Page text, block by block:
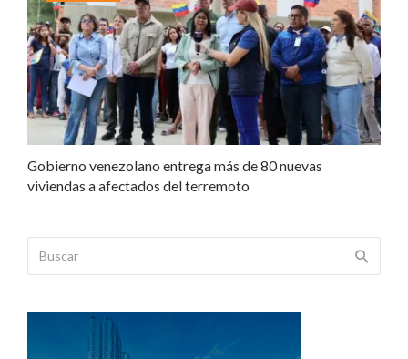
Gobierno venezolano entrega más de 80 nuevas
viviendas a afectados del terremoto